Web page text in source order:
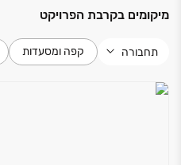
מיקומים בקרבת הפרויקט
תחבורה קפה ומסעדות